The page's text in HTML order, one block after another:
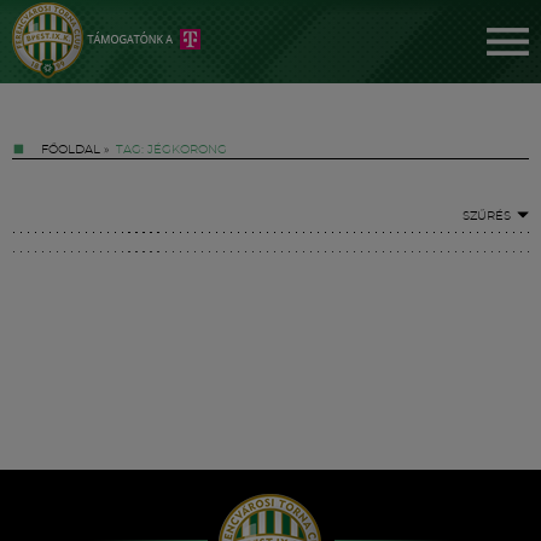
FŐOLDAL » TAG: JÉGKORONG
SZŰRÉS
Hírek